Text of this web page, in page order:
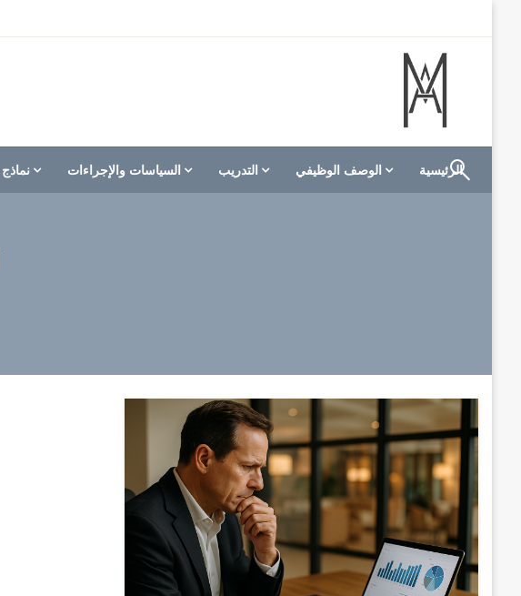
M A hotels | إم ايه هوتيلز
الموقع الأول للعاملين في الفنادق في العالم العربي
الرئيسية الوصف الوظيفي التدريب السياسات والإجراءات نماذج